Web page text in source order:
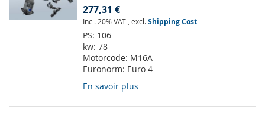
277,31 €
Incl. 20% VAT , excl.Shipping Cost
PS: 106
kw: 78
Motorcode: M16A
Euronorm: Euro 4
En savoir plus